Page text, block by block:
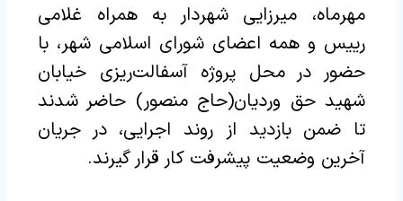
مهرماه، میرزایی شهردار به همراه غلامی
رییس و همه اعضای شورای اسلامی شهر، با
حضور در محل پروژه آسفالت‌ریزی خیابان
شهید حق وردیان(حاج منصور) حاضر شدند
تا ضمن بازدید از روند اجرایی، در جریان
آخرین وضعیت پیشرفت کار قرار گیرند.